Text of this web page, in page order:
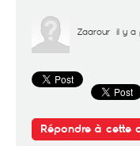
Zaarour il y a
Répondre à cette